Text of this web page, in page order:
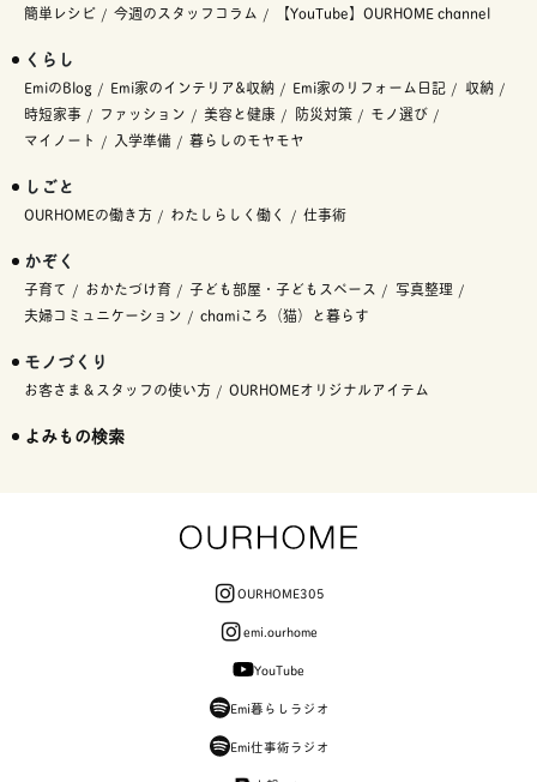
簡単レシピ
今週のスタッフコラム 【YouTube】OURHOME channel
くらし
EmiのBlog Emi家のインテリア&収納 Emi家のリフォーム日記
収納
時短家事
ファッション 美容と健康 防災対策
モノ選び
マイノート
入学準備 暮らしのモヤモヤ
しごと
OURHOMEの働き方 わたしらしく働く 仕事術
かぞく
子育て おかたづけ育 子ども部屋・子どもスペース
写真整理
夫婦コミュニケーション
chamiころ（猫）と暮らす
モノづくり
お客さま＆スタッフの使い方 OURHOMEオリジナルアイテム
よみもの検索
OURHOME305
emi.ourhome
YouTube
Emi暮らしラジオ
Emi仕事術ラジオ